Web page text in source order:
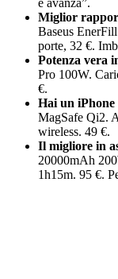
e avanza”.
Miglior
Baseus
porte, 32 €.
Potenza vera
Pro 100W.
€.
Hai un iPhone
MagSafe Qi2.
wireless. 49 €.
Il migliore in
20000mAh
1h15m. 95 €.